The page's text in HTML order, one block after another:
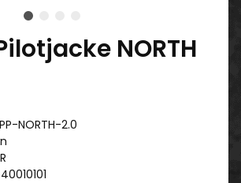
NORTH
PP-NORTH-2.0
40010101